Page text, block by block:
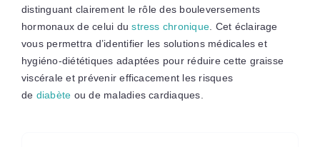
distinguant clairement le rôle des bouleversements
hormonaux de celui dustress chronique . Cet éclairage
vous permettra d’identifier les solutions médicales et
hygiéno-diététiques adaptées pour réduire cette graisse
viscérale et prévenir efficacement les risques
de diabète ou de maladies cardiaques.